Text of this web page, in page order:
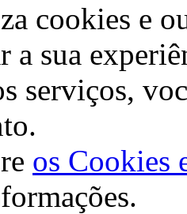
cookies e
a sua
serviços,
os Cookies